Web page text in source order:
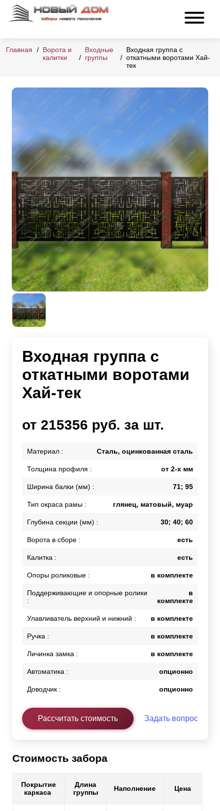
Главная
Ворота и
калитки
Входные
группы
Входная группа с
откатными воротами Хай-
тек
Входная группа с
откатными воротами
Хай-тек
от 215356 руб. за шт.
Материал : Сталь, оцинкованная сталь
Толщина профиля : от 2-х мм
Ширина балки (мм) : 71; 95
Тип окраса рамы : глянец, матовый, муар
Глубина секции (мм) : 30; 40; 60
Ворота в сборе : есть
Калитка : есть
Опоры роликовые : в комплекте
Поддерживающие и опорные ролики
:
в
комплекте
Улавливатель верхний и нижний : в комплекте
Ручка : в комплекте
Личинка замка : в комплекте
Автоматика : опционно
Доводчик : опционно
Рассчитать стоимость Задать вопрос
Стоимость забора
Покрытие
каркаса
Длина
группы
Наполнение Цена